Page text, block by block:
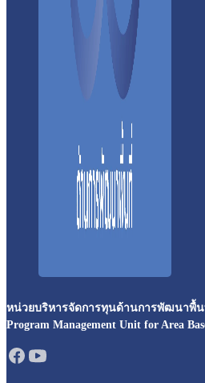
หน่วยบริหารจัดการทุนด้านการพัฒนาพื้
Program Management Unit for Area